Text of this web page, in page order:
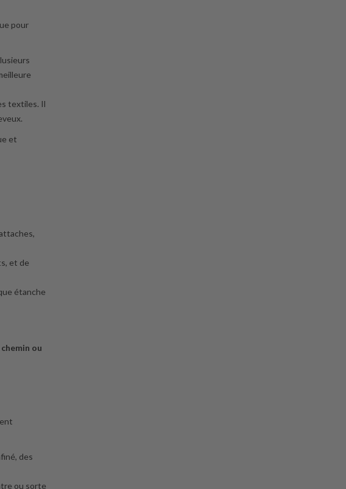
pour
textiles. Il
et
et de
étanche
ou
des
ou sorte